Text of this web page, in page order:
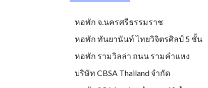
หอพัก จ.นครศรีธรรมราช
หอพัก ทันยานันท์ ไทยวิจิตรศิลป์ 5 ชั้น
หอพัก รามวิลล่า ถนน รามคำแหง
บริษัท CBSA Thailand จำกัด